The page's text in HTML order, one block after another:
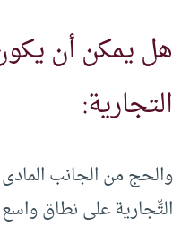
هل يمكن أن
التجارية:
والحج من الجانب
التِّجارية على نطاق